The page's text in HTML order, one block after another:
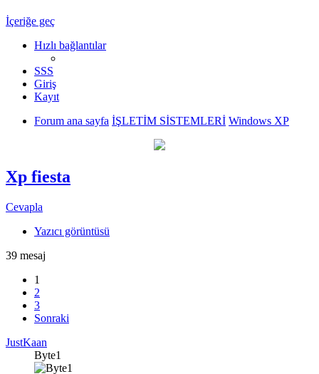
İçeriğe geç
Hızlı bağlantılar
SSS
Giriş
Kayıt
Forum ana sayfa İŞLETİM SİSTEMLERİ Windows XP
Xp fiesta
Cevapla
Yazıcı görüntüsü
39 mesaj
1
2
3
Sonraki
JustKaan
Byte1